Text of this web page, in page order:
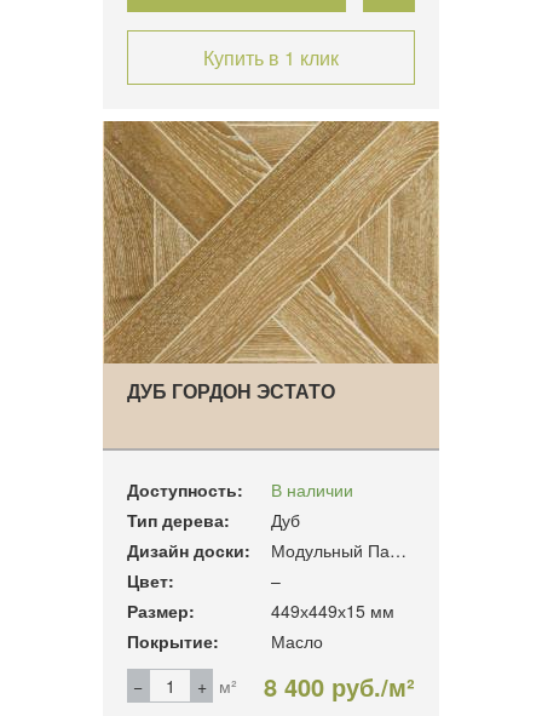
Купить в 1 клик
ДУБ ГОРДОН ЭСТАТО
Доступность:
В наличии
Тип дерева:
Дуб
Дизайн доски:
Модульный Паркет
Цвет:
–
Размер:
449х449х15 мм
Покрытие:
Масло
м²
8 400 руб./м²